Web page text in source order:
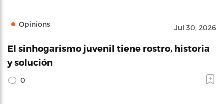
Opinions Jul 30, 2026
El sinhogarismo juvenil tiene rostro, historia
y solución
0